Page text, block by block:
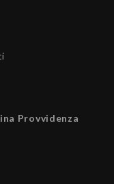
Provvidenza